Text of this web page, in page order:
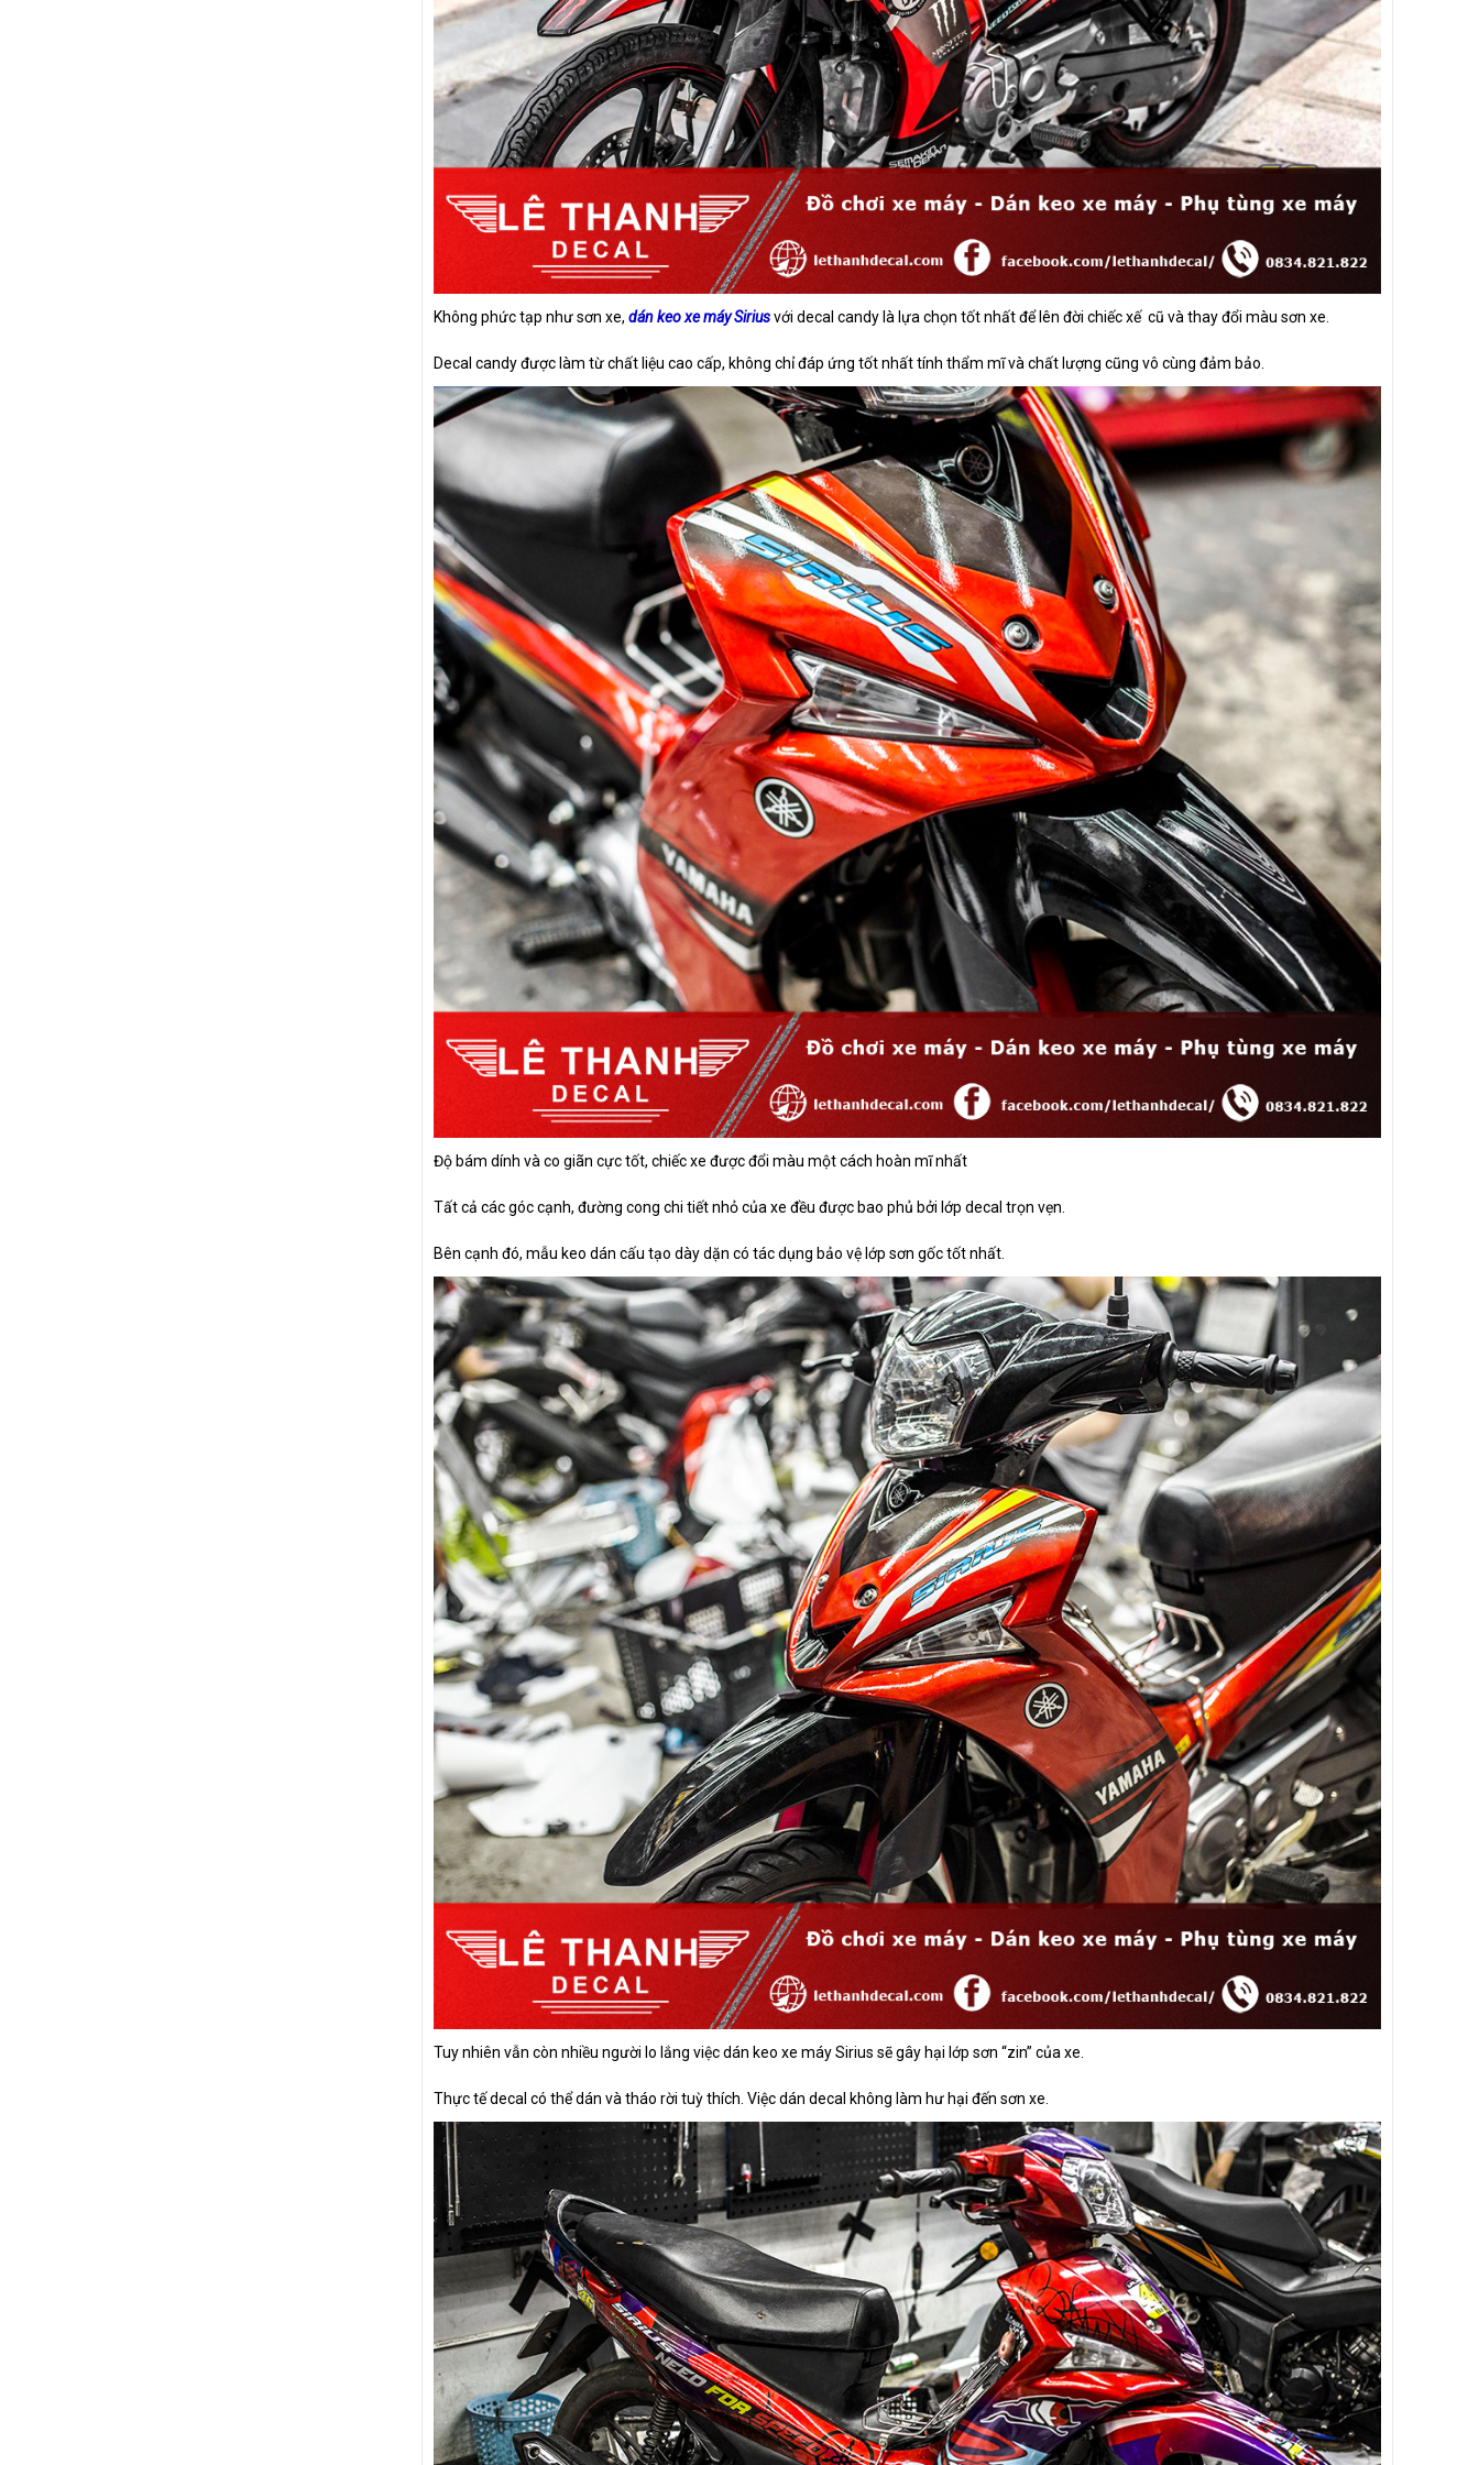
SIRIUS
NVX
LEAD
Không phức tạp như sơn xe, dán keo xe máy Siriusvới decal candy là lựa chọn tốt nhất để lên đời chiếc xế cũ và thay đổi màu sơn xe.
Decal candy được làm từ chất liệu cao cấp, không chỉ đáp ứng tốt nhất tính thẩm mĩ và chất lượng cũng vô cùng đảm bảo.
Độ bám dính và co giãn cực tốt, chiếc xe được đổi màu một cách hoàn mĩ nhất
Tất cả các góc cạnh, đường cong chi tiết nhỏ của xe đều được bao phủ bởi lớp decal trọn vẹn.
Bên cạnh đó, mẫu keo dán cấu tạo dày dặn có tác dụng bảo vệ lớp sơn gốc tốt nhất.
Tuy nhiên vẫn còn nhiều người lo lắng việc dán keo xe máy Sirius sẽ gây hại lớp sơn “zin” của xe.
Thực tế decal có thể dán và tháo rời tuỳ thích. Việc dán decal không làm hư hại đến sơn xe.